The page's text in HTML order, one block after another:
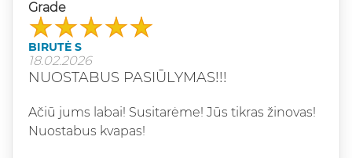
Grade
BIRUTĖ S
18.02.2026
NUOSTABUS PASIŪLYMAS!!!
Ačiū jums labai! Susitarėme! Jūs tikras žinovas!
Nuostabus kvapas!